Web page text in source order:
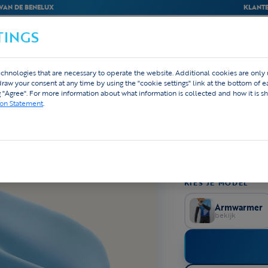
DE BENELUX
BEDRIJVEN
BUFF
Custom Buff
Licht opgeruwde
Voldoende lang
ademende
KIES JE MODEL
Armwarmer
bekijk
that are necessary to operate the website. Additional cookies are only
your consent at any time by using the "cookie settings" link at the bottom of
For more information about what information is collected and how it is
Statement.